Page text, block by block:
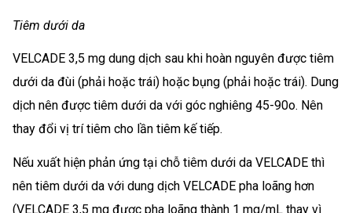
Tiêm dưới da
VELCADE 3,5 mg dung dịch sau khi hoàn nguyên được tiêm
dưới da đùi (phải hoặc trái) hoặc bụng (phải hoặc trái). Dung
dịch nên được tiêm dưới da với góc nghiêng 45-90o. Nên
thay đổi vị trí tiêm cho lần tiêm kế tiếp.
Nếu xuất hiện phản ứng tại chỗ tiêm dưới da VELCADE thì
nên tiêm dưới da với dung dịch VELCADE pha loãng hơn
(VELCADE 3,5 mg được pha loãng thành 1 mg/mL thay vì